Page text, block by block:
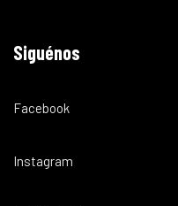
Siguénos
Facebook
Instagram